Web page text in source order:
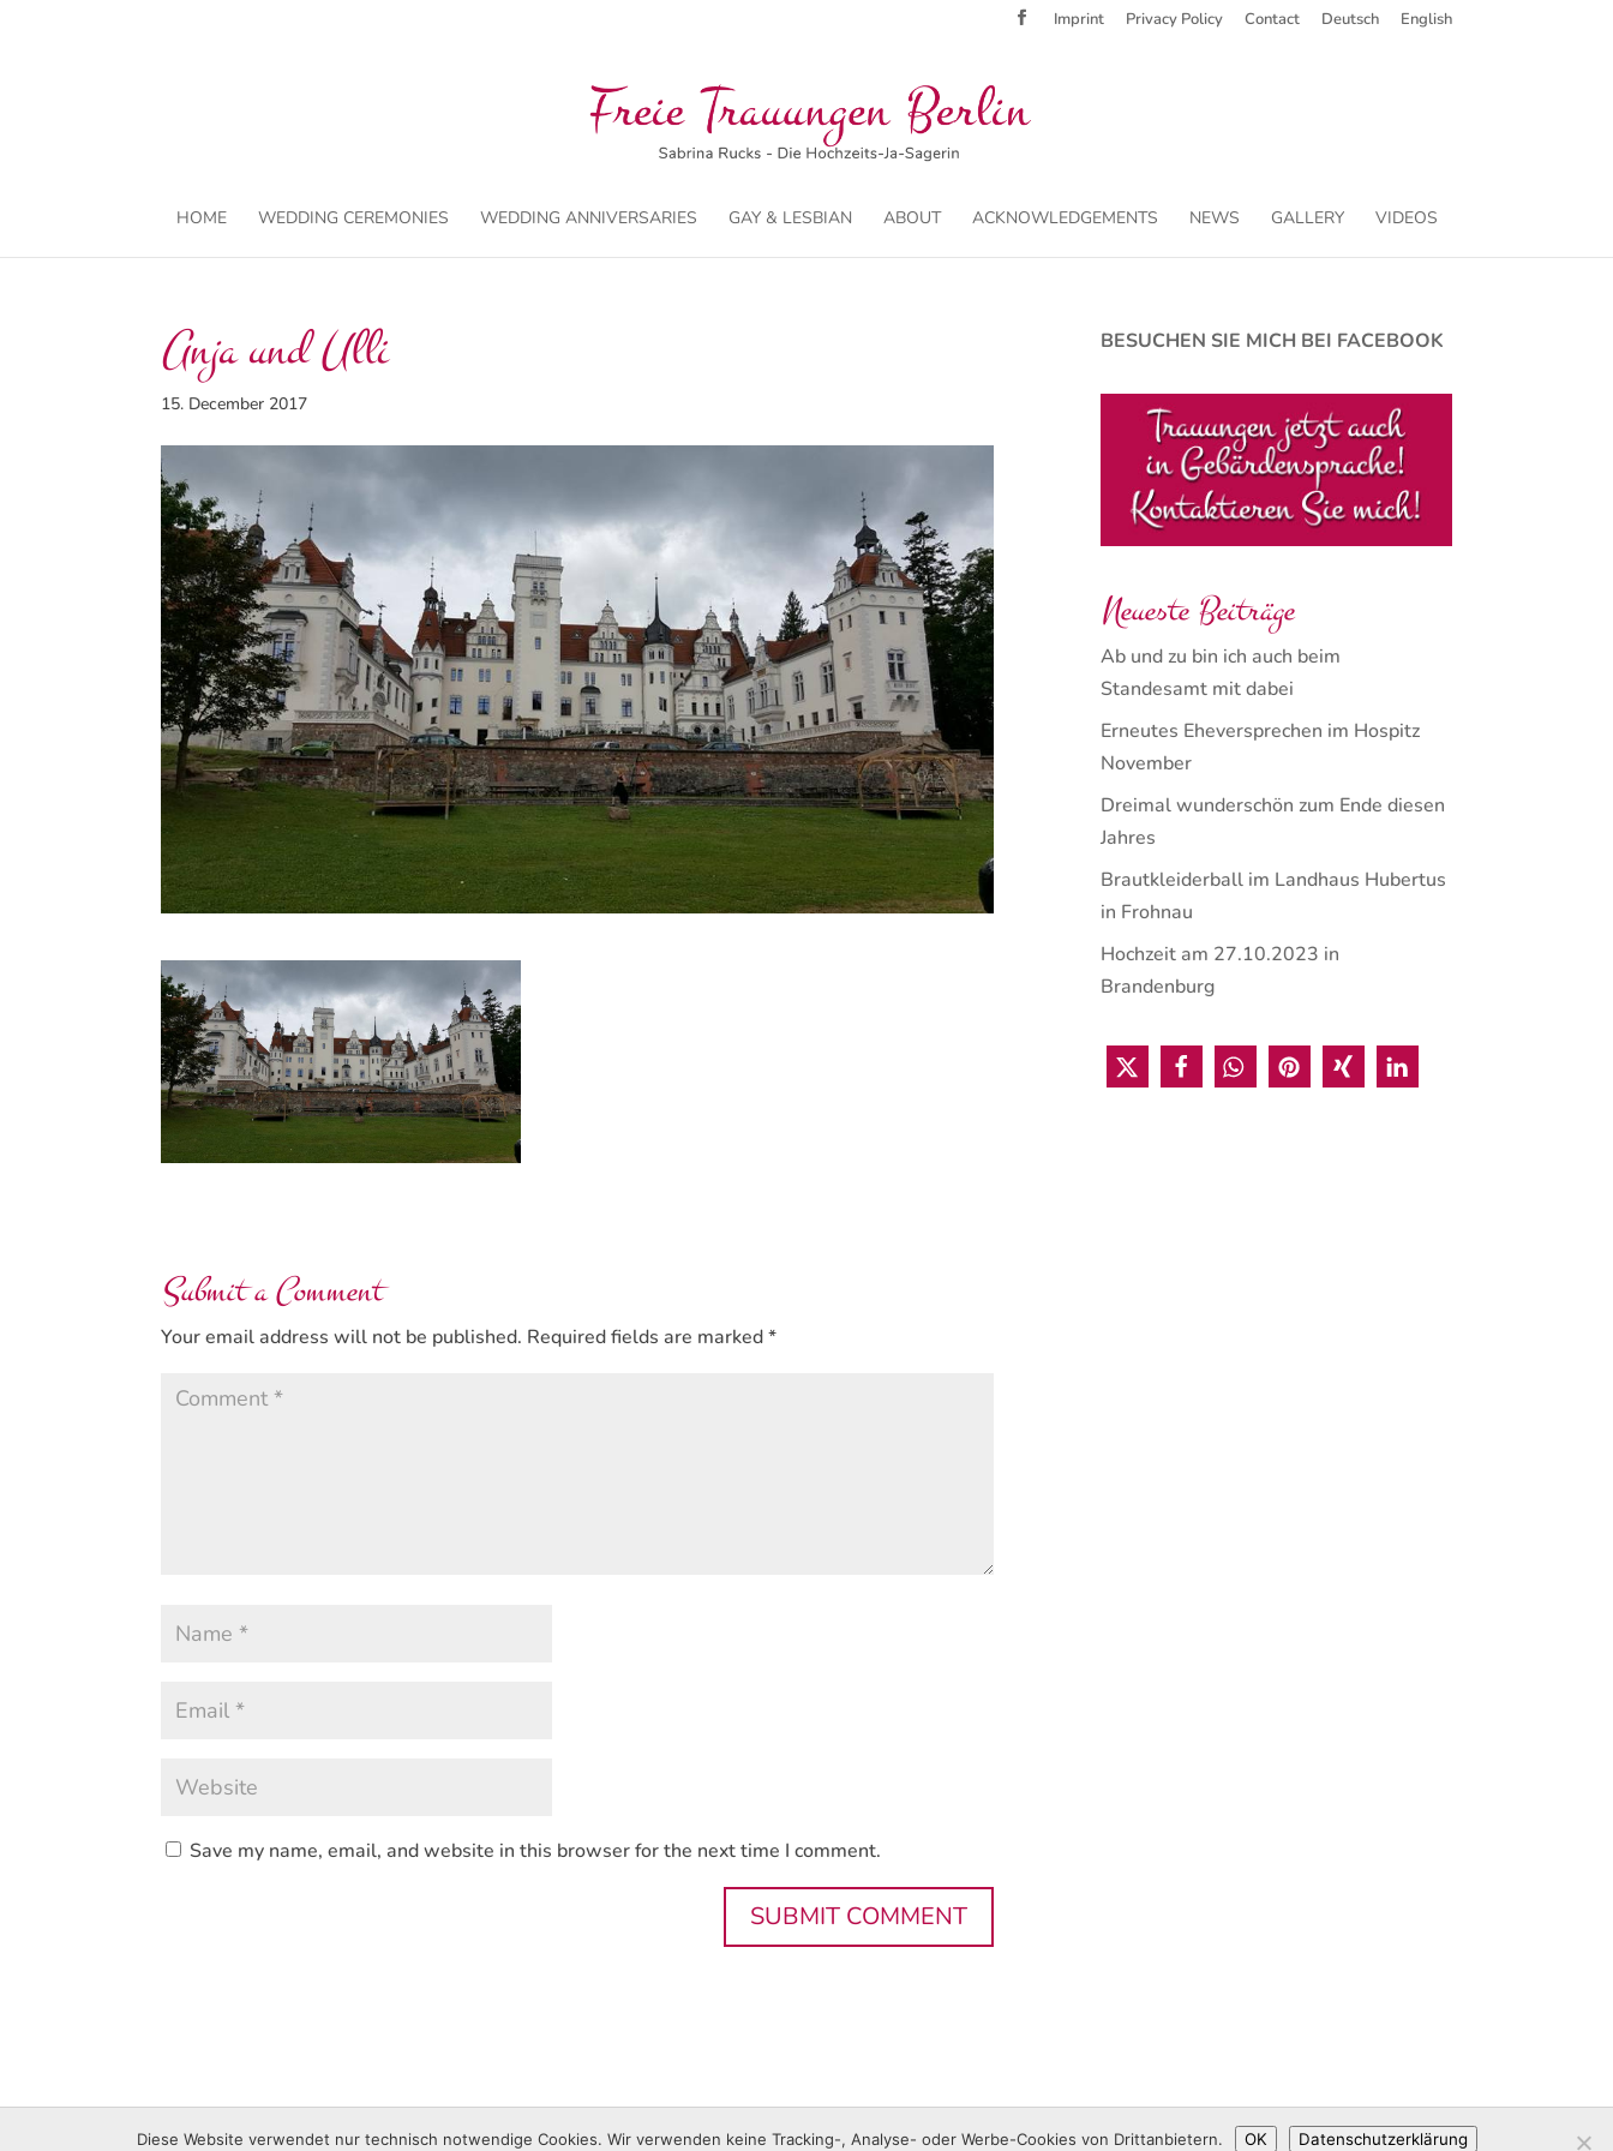
Imprint Privacy Policy Contact Deutsch English
HOME WEDDING CEREMONIES WEDDING ANNIVERSARIES GAY & LESBIAN ABOUT ACKNOWLEDGEMENTS NEWS GALLERY VIDEOS
Anja und Ulli
15. December 2017
Submit a Comment
Your email address will not be published. Required fields are marked*
Save my name, email, and website in this browser for the next time I comment.
BESUCHEN SIE MICH BEI FACEBOOK
Neueste Beiträge
Ab und zu bin ich auch beim
Standesamt mit dabei
Erneutes Eheversprechen im Hospitz
November
Dreimal wunderschön zum Ende diesen
Jahres
Brautkleiderball im Landhaus Hubertus
in Frohnau
Hochzeit am 27.10.2023 in
Brandenburg
© 2021 Sabrina Rucks • Gestaltet von Vica Media Berlin
Diese Website verwendet nur technisch notwendige Cookies. Wir verwenden keine Tracking-, Analyse- oder Werbe-Cookies von Drittanbietern. OK Datenschutzerklärung